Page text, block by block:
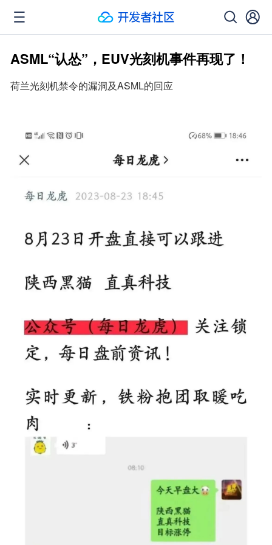
ASML“认怂”，EUV光刻机事件再现了！
荷兰光刻机禁令的漏洞及ASML的回应